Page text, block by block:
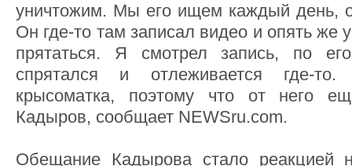
уничтожим. Мы его ищем каждый день,
Он где-то там записал видео и опять же
прятаться. Я смотрел запись, по
спрятался и отлеживается где-
крысоматка, поэтому что от него
Кадыров, сообщает NEWSru.com.
Обещание Кадырова стало реакцией